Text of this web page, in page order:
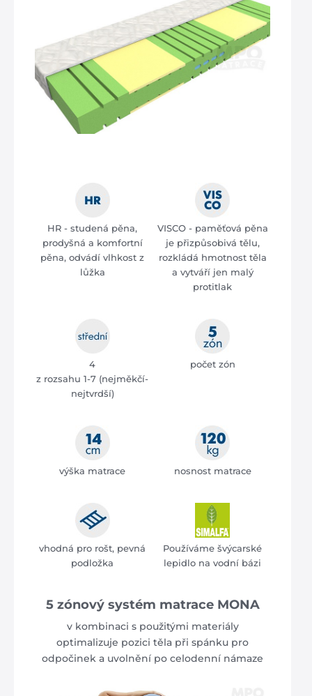
HR - studená pěna,
prodyšná a komfortní
pěna, odvádí vlhkost z
lůžka
VISCO - paměťová pěna
je přizpůsobivá tělu,
rozkládá hmotnost těla
a vytváří jen malý
protitlak
4
z rozsahu 1-7 (nejměkčí-
nejtvrdší)
počet zón
výška matrace nosnost matrace
vhodná pro rošt, pevná
podložka
Používáme švýcarské
lepidlo na vodní bázi
5 zónový systém matrace MONA
v kombinaci s použitými materiály
optimalizuje pozici těla při spánku pro
odpočinek a uvolnění po celodenní námaze